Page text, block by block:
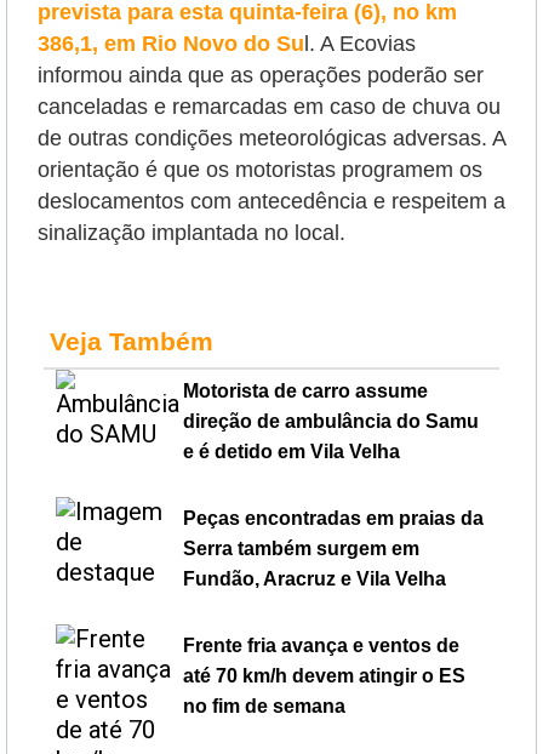
prevista para esta quinta-feira (6), no km
386,1, em Rio Novo do Su l. A Ecovias
informou ainda que as operações poderão ser
canceladas e remarcadas em caso de chuva ou
de outras condições meteorológicas adversas. A
orientação é que os motoristas programem os
deslocamentos com antecedência e respeitem a
sinalização implantada no local.
Veja Também
Motorista de carro assume
direção de ambulância do Samu
e é detido em Vila Velha
Peças encontradas em praias da
Serra também surgem em
Fundão, Aracruz e Vila Velha
Frente fria avança e ventos de
até 70 km/h devem atingir o ES
no fim de semana